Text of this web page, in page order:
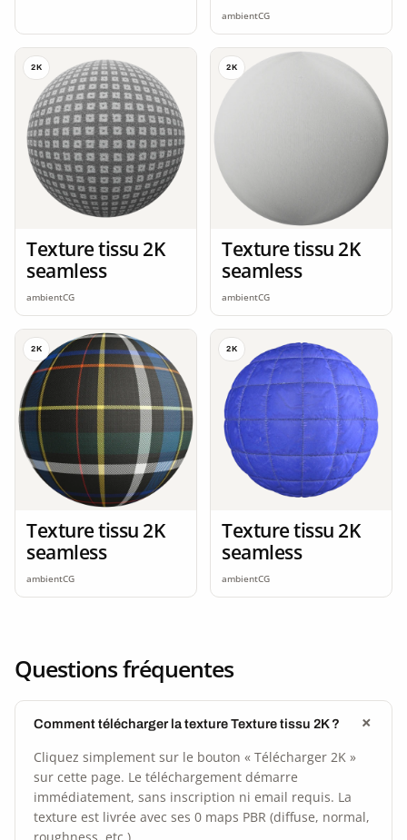
ambientCG
2K
Texture tissu 2K
seamless
ambientCG
2K
Texture tissu 2K
seamless
ambientCG
2K
Texture tissu 2K
seamless
ambientCG
2K
Texture tissu 2K
seamless
ambientCG
Questions fréquentes
Comment télécharger la texture Texture tissu 2K ?
Cliquez simplement sur le bouton « Télécharger 2K »
sur cette page. Le téléchargement démarre
immédiatement, sans inscription ni email requis. La
texture est livrée avec ses 0 maps PBR (diffuse, normal,